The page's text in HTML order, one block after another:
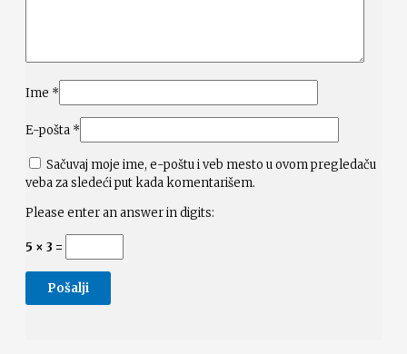
Ime *
E-pošta *
Sačuvaj moje ime, e-poštu i veb mesto u ovom pregledaču
veba za sledeći put kada komentarišem.
Please enter an answer in digits:
5 × 3 =